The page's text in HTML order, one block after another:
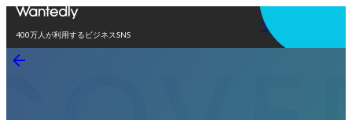
400万人が利用するビジネスSNS
アプリを使う